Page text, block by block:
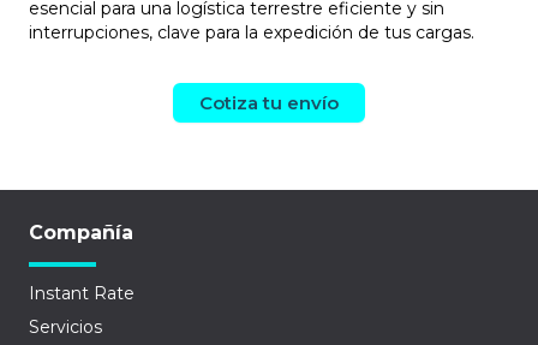
esencial para una logística terrestre eficiente y sin
interrupciones, clave para la expedición de tus cargas.
Cotiza tu envío
Compañía
Instant Rate
Servicios